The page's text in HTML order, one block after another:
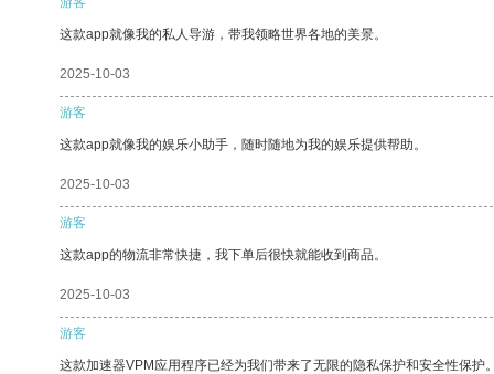
这款app就像我的私人导游，带我领略世界各地的美景。
2025-10-03
游客
这款app就像我的娱乐小助手，随时随地为我的娱乐提供帮助。
2025-10-03
游客
这款app的物流非常快捷，我下单后很快就能收到商品。
2025-10-03
游客
这款加速器VPM应用程序已经为我们带来了无限的隐私保护和安全性保护